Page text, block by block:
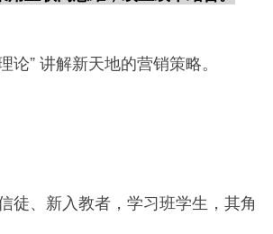
论” 讲解新天地的营销策略。
徒、新入教者，学习班学生，其角